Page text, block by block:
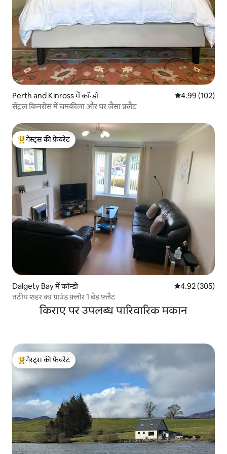
Perth and Kinross में कॉन्डो औसत रेटिंग 5 में से
4.99 (102)
सेंट्रल किनरोस में चमकीला और घर जैसा फ़्लैट
गेस्ट्स का टॉप फ़ेवरेट
गेस्ट्स की फ़ेवरेट
Dalgety Bay में कॉन्डो औसत रेटिंग 5 में से
4.92 (305)
तटीय शहर का ग्राउंड फ़्लोर 1 बेड फ़्लैट
किराए पर उपलब्ध पारिवारिक मकान
गेस्ट्स का टॉप फ़ेवरेट
गेस्ट्स की फ़ेवरेट